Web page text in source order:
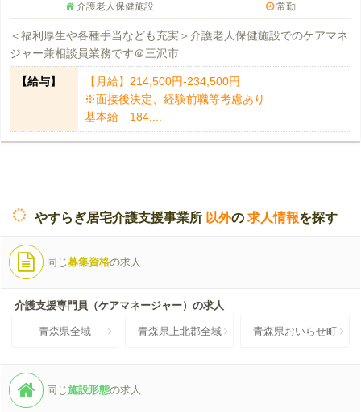
介護老人保健施設 常勤
＜福利厚生や各種手当なども充実＞介護老人保健施設でのケアマネ
ジャー兼相談員業務です＠三沢市
【給与】
【月給】214,500円-234,500円
※面接後決定、経験前職等考慮あり
基本給 184,...
やすらぎ居宅介護支援事業所 以外の 求人情報を探す
同じ募集資格の求人
介護支援専門員（ケアマネージャー）の求人
青森県全域 青森県上北郡全域 青森県おいらせ町
同じ施設形態の求人